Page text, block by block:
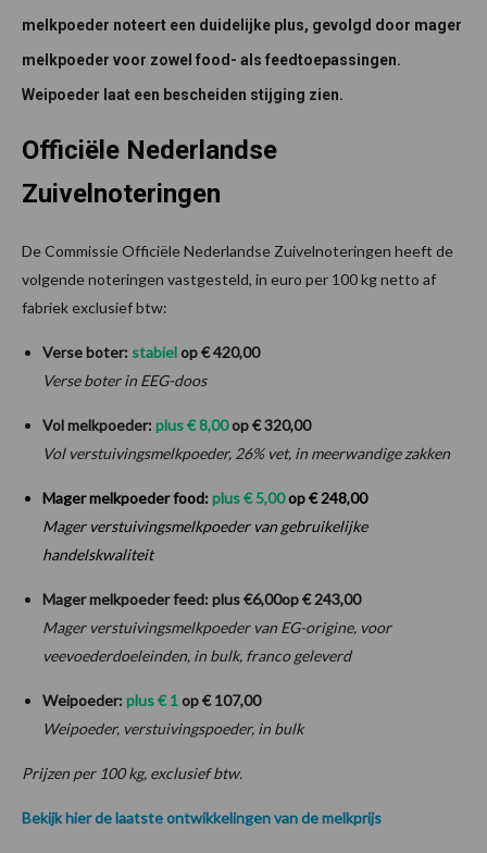
melkpoeder noteert een duidelijke plus, gevolgd door mager
melkpoeder voor zowel food- als feedtoepassingen.
Weipoeder laat een bescheiden stijging zien.
Officiële Nederlandse
Zuivelnoteringen
De Commissie Officiële Nederlandse Zuivelnoteringen heeft de
volgende noteringen vastgesteld, in euro per 100 kg netto af
fabriek exclusief btw:
Verse boter: stabielop € 420,00
Verse boter in EEG-doos
Vol melkpoeder: plus €8,00op € 320,00
Vol verstuivingsmelkpoeder, 26% vet, in meerwandige zakken
Mager melkpoeder food: plus €5,00op € 248,00
Mager verstuivingsmelkpoeder van gebruikelijke
handelskwaliteit
Mager melkpoeder feed: plus €6,00op € 243,00
Mager verstuivingsmelkpoeder van EG-origine, voor
veevoederdoeleinden, in bulk, franco geleverd
Weipoeder: plus €1op€ 107,00
Weipoeder, verstuivingspoeder, in bulk
Prijzen per 100 kg, exclusief btw.
Bekijk hier de laatste ontwikkelingen van de melkprijs